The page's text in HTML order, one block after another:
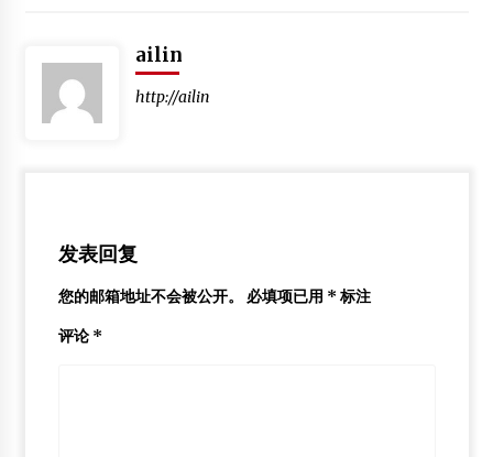
【硕士论文】规格材无损检测及断裂预报的研究
2012年2月7日
ailin
http://ailin
发表回复
您的邮箱地址不会被公开。 必填项已用 * 标注
评论 *